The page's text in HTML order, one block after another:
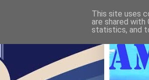
This site uses
are shared
statistics, and